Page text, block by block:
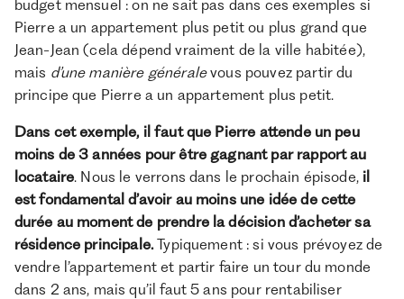
budget mensuel : on ne sait pas dans ces exemples si
Pierre a un appartement plus petit ou plus grand que
Jean-Jean (cela dépend vraiment de la ville habitée),
mais d’une manière généralevous pouvez partir du
principe que Pierre a un appartement plus petit.
Dans cet exemple, il faut que Pierre attende un peu
moins de 3 années pour être gagnant par rapport au
locataire. Nous le verrons dans le prochain épisode,il
est fondamental d’avoir au moins une idée de cette
durée au moment de prendre la décision d’acheter sa
résidence principale. Typiquement : si vous prévoyez de
vendre l’appartement et partir faire un tour du monde
dans 2 ans, mais qu’il faut 5 ans pour rentabiliser